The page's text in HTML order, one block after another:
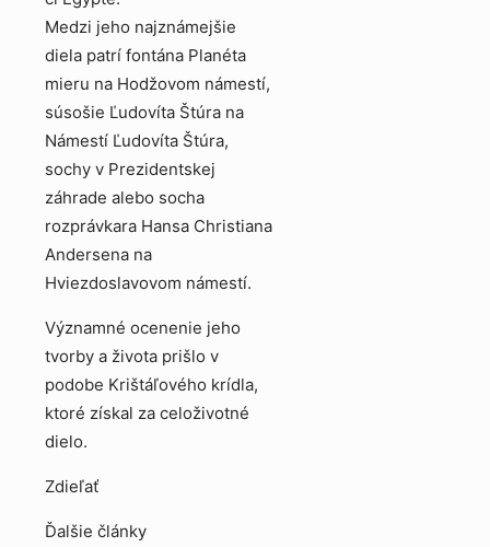
Medzi jeho najznámejšie
diela patrí fontána Planéta
mieru na Hodžovom námestí,
súsošie Ľudovíta Štúra na
Námestí Ľudovíta Štúra,
sochy v Prezidentskej
záhrade alebo socha
rozprávkara Hansa Christiana
Andersena na
Hviezdoslavovom námestí.
Významné ocenenie jeho
tvorby a života prišlo v
podobe Krištáľového krídla,
ktoré získal za celoživotné
dielo.
Zdieľať
Ďalšie články